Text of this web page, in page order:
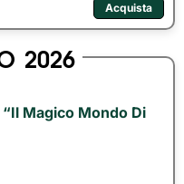
Acquista
2026
“Il Magico Mondo Di